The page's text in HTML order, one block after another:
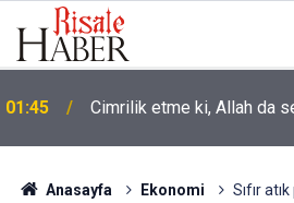
01:45 Cimrilik etme ki, Allah da
Anasayfa Ekonomi
Sıfır